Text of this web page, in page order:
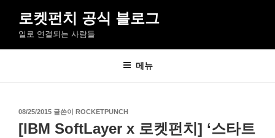
로
로켓펀치 공식 블로그
일로 연결되는 사람들
메뉴
작
성
일
08/25/2015 글쓴이 ROCKETPUNCH
[IBM SoftLayer x 로켓펀치] ‘스타트